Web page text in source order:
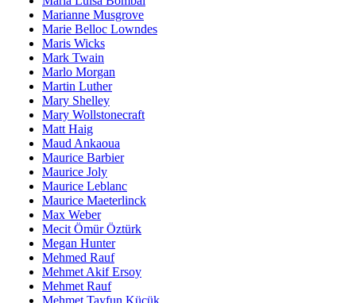
Marianne Musgrove
Marie Belloc Lowndes
Maris Wicks
Mark Twain
Marlo Morgan
Martin Luther
Mary Shelley
Mary Wollstonecraft
Matt Haig
Maud Ankaoua
Maurice Barbier
Maurice Joly
Maurice Leblanc
Maurice Maeterlinck
Max Weber
Mecit Ömür Öztürk
Megan Hunter
Mehmed Rauf
Mehmet Akif Ersoy
Mehmet Rauf